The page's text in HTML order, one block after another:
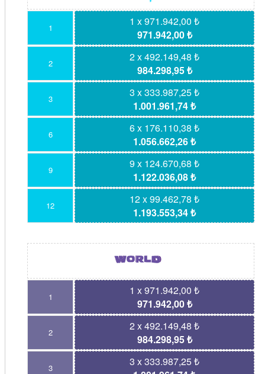
1
1 x 971.942,00 ₺
971.942,00 ₺
2
2 x 492.149,48 ₺
984.298,95 ₺
3
3 x 333.987,25 ₺
1.001.961,74 ₺
6
6 x 176.110,38 ₺
1.056.662,26 ₺
9
9 x 124.670,68 ₺
1.122.036,08 ₺
12
12 x 99.462,78 ₺
1.193.553,34 ₺
1
1 x 971.942,00 ₺
971.942,00 ₺
2
2 x 492.149,48 ₺
984.298,95 ₺
3
3 x 333.987,25 ₺